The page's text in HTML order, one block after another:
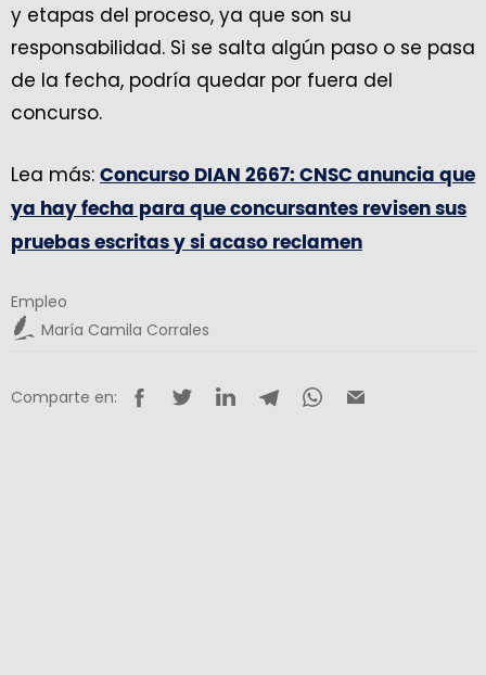
y etapas del proceso, ya que son su
responsabilidad. Si se salta algún paso o se pasa
de la fecha, podría quedar por fuera del
concurso.
Lea más: Concurso DIAN 2667: CNSC anuncia que
ya hay fecha para que concursantes revisen sus
pruebas escritas y si acaso reclamen
Empleo
María Camila Corrales
Comparte en: